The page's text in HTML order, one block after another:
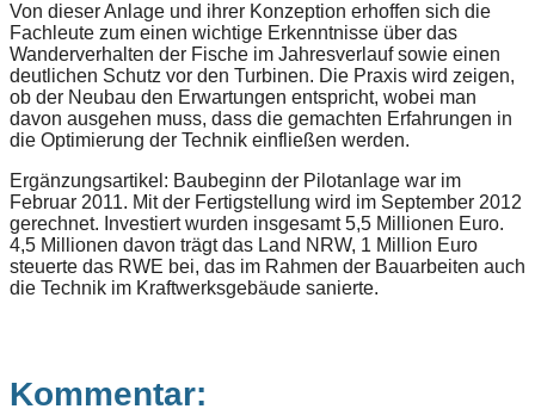
Von dieser Anlage und ihrer Konzeption erhoffen sich die
Fachleute zum einen wichtige Erkenntnisse über das
Wanderverhalten der Fische im Jahresverlauf sowie einen
deutlichen Schutz vor den Turbinen. Die Praxis wird zeigen,
ob der Neubau den Erwartungen entspricht, wobei man
davon ausgehen muss, dass die gemachten Erfahrungen in
die Optimierung der Technik einfließen werden.
Ergänzungsartikel: Baubeginn der Pilotanlage war im
Februar 2011. Mit der Fertigstellung wird im September 2012
gerechnet. Investiert wurden insgesamt 5,5 Millionen Euro.
4,5 Millionen davon trägt das Land NRW, 1 Million Euro
steuerte das RWE bei, das im Rahmen der Bauarbeiten auch
die Technik im Kraftwerksgebäude sanierte.
Kommentar: